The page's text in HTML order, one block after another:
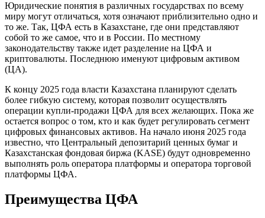
Юридические понятия в различных государствах по всему
миру могут отличаться, хотя означают приблизительно одно и
то же. Так, ЦФА есть в Казахстане, где они представляют
собой то же самое, что и в России. По местному
законодательству также идет разделение на ЦФА и
криптовалюты. Последнюю именуют цифровым активом
(ЦА).
К концу 2025 года власти Казахстана планируют сделать
более гибкую систему, которая позволит осуществлять
операции купли-продажи ЦФА для всех желающих. Пока же
остается вопрос о том, кто и как будет регулировать сегмент
цифровых финансовых активов. На начало июня 2025 года
известно, что Центральный депозитарий ценных бумаг и
Казахстанская фондовая биржа (KASE) будут одновременно
выполнять роль оператора платформы и оператора торговой
платформы ЦФА.
Преимущества ЦФА